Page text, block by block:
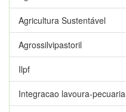
Agricultura Sustentável
Agrossilvipastoril
Ilpf
Integracao lavoura-